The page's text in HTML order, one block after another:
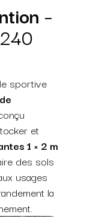
–
sportive
et
1 × 2 m
des sols
usages
la